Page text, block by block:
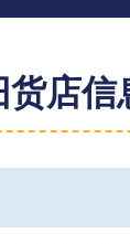
店信